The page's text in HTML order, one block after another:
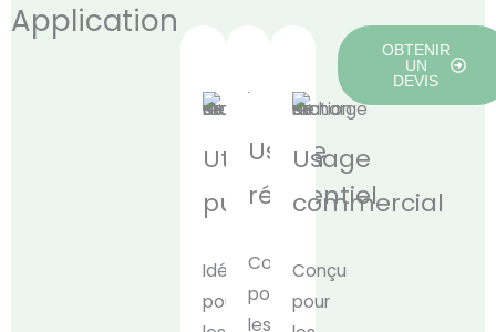
Application
Utilisation
publique
Idéal
pour
Usage
résidentiel
Conçu
pour
les
Usage
commercial
Conçu
pour
OBTENIR
UN
DEVIS